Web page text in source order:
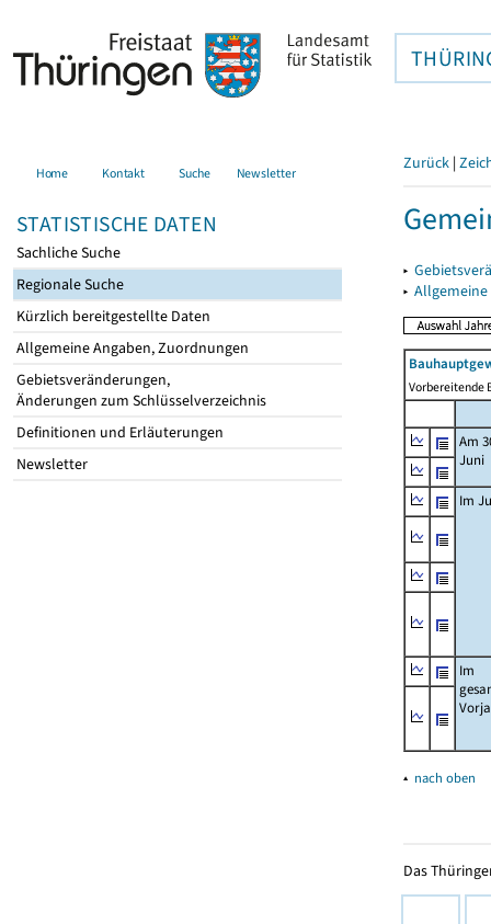
Home Kontakt Suche Newsletter
STATISTISCHE DATEN
Sachliche Suche
Regionale Suche
Kürzlich bereitgestellte Daten
Allgemeine Angaben, Zuordnungen
Gebietsveränderungen,
Änderungen zum Schlüsselverzeichnis
Definitionen und Erläuterungen
Newsletter
Zurück |
▸
▸
Vorbereitende
Am
Juni
Im
Im
▴ nach oben
Das